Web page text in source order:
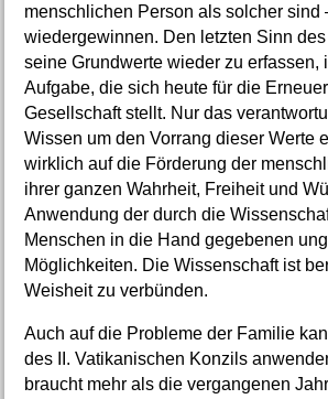
menschlichen Person als solcher sind
wiedergewinnen. Den letzten Sinn
seine Grundwerte wieder zu erfassen,
Aufgabe, die sich heute für die
Gesellschaft stellt. Nur das
Wissen um den Vorrang dieser Werte
wirklich auf die Förderung der
ihrer ganzen Wahrheit, Freiheit und
Anwendung der durch die
Menschen in die Hand gegebenen
Möglichkeiten. Die Wissenschaft ist
Weisheit zu verbünden.
Auch auf die Probleme der Familie
des II. Vatikanischen Konzils
braucht mehr als die vergangenen